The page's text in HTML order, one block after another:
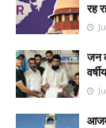
रह
जन
आजम